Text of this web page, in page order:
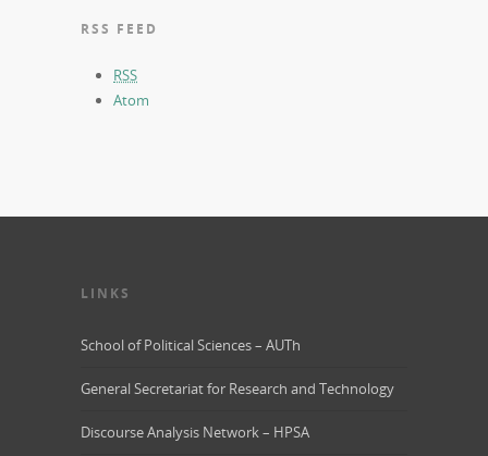
RSS FEED
RSS
Atom
LINKS
School of Political Sciences – AUTh
General Secretariat for Research and Technology
Discourse Analysis Network – HPSA